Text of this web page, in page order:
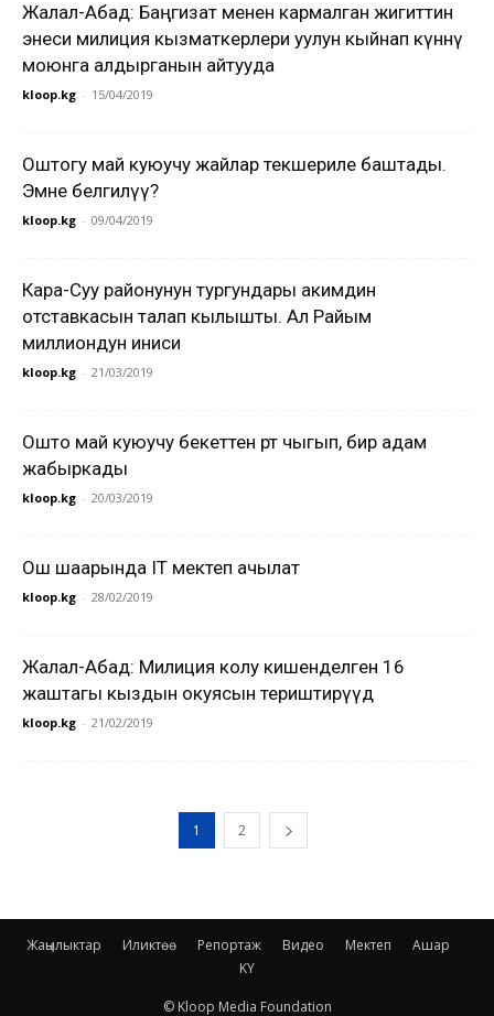
Жалал-Абад: Баңгизат менен кармалган жигиттин
энеси милиция кызматкерлери уулун кыйнап күнөөнү
моюнга алдырганын айтууда
kloop.kg - 15/04/2019
Оштогу май куюучу жайлар текшериле баштады.
Эмне белгилүү?
kloop.kg - 09/04/2019
Кара-Суу районунун тургундары акимдин
отставкасын талап кылышты. Ал Райым
миллиондун иниси
kloop.kg - 21/03/2019
Ошто май куюучу бекеттен өрт чыгып, бир адам
жабыркады
kloop.kg - 20/03/2019
Ош шаарында IT мектеп ачылат
kloop.kg - 28/02/2019
Жалал-Абад: Милиция колу кишенделген 16
жаштагы кыздын окуясын териштирүүдө
kloop.kg - 21/02/2019
1 2
Жаңылыктар Иликтөө Репортаж Видео Мектеп
Ашар
KY
© Kloop Media Foundation